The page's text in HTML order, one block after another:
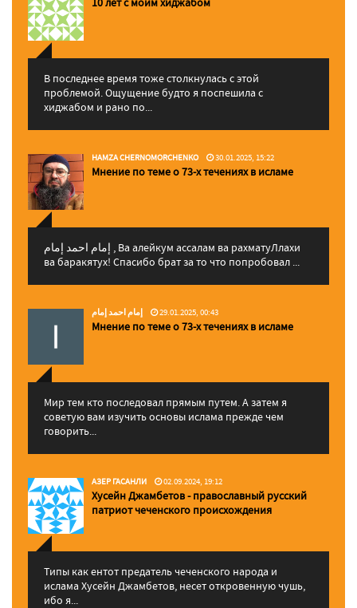
В последнее время тоже столкнулась с этой
проблемой. Ощущение будто я поспешила с
хиджабом и рано по...
HAMZA CHERNOMORCHENKO 30.01.2025, 15:22
Мнение по теме о 73-х течениях в исламе
إمام احمد إمام , Ва алейкум ассалам ва рахматуЛлахи
ва баракятух! Спасибо брат за то что попробовал ...
إمام احمد إمام 29.01.2025, 00:43
Мнение по теме о 73-х течениях в исламе
Мир тем кто последовал прямым путем. А затем я
советую вам изучить основы ислама прежде чем
говорить...
АЗЕР ГАСАНЛИ 02.09.2024, 19:12
Хусейн Джамбетов - православный русский
патриот чеченского происхождения
Типы как ентот предатель чеченского народа и
ислама Хусейн Джамбетов, несет откровенную чушь,
ибо я...